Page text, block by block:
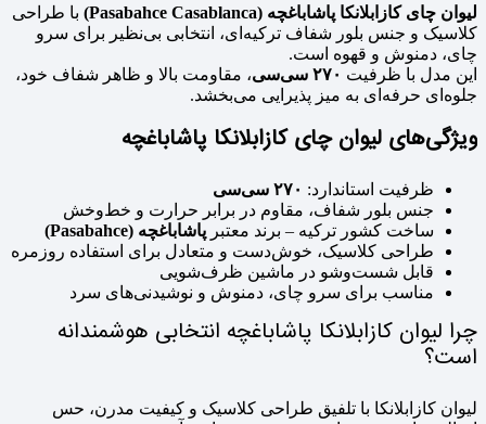
لیوان چای کازابلانکا پاشاباغچه (Pasabahce Casablanca)
با طراحی
کلاسیک و جنس بلور شفاف ترکیه‌ای، انتخابی بی‌نظیر برای سرو
چای، دمنوش و قهوه است.
این مدل با ظرفیت ۲۷۰ سی‌سی
، مقاومت بالا و ظاهر شفاف خود،
جلوه‌ای حرفه‌ای به میز پذیرایی می‌بخشد.
ویژگی‌های لیوان چای کازابلانکا پاشاباغچه
ظرفیت استاندارد: ۲۷۰ سی‌سی
جنس بلور شفاف، مقاوم در برابر حرارت و خط‌وخش
ساخت کشور ترکیه – برند معتبر پاشاباغچه (Pasabahce)
طراحی کلاسیک، خوش‌دست و متعادل برای استفاده روزمره
قابل شست‌وشو در ماشین ظرف‌شویی
مناسب برای سرو چای، دمنوش و نوشیدنی‌های سرد
چرا لیوان کازابلانکا پاشاباغچه انتخابی هوشمندانه
است؟
لیوان کازابلانکا با تلفیق طراحی کلاسیک و کیفیت مدرن، حس